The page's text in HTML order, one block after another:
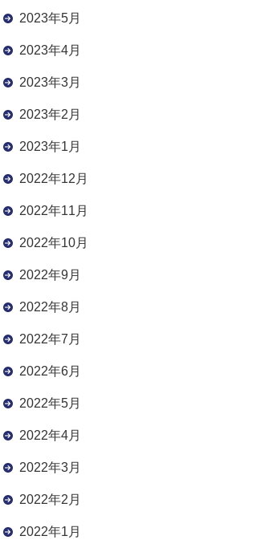
2023年5月
2023年4月
2023年3月
2023年2月
2023年1月
2022年12月
2022年11月
2022年10月
2022年9月
2022年8月
2022年7月
2022年6月
2022年5月
2022年4月
2022年3月
2022年2月
2022年1月